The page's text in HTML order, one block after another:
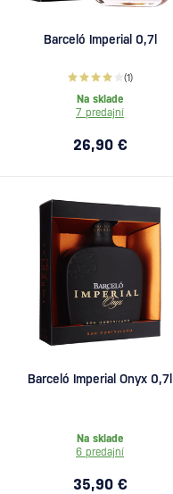
Barceló Imperial 0,7l
(1)
Na sklade
7 predajní
26,90 €
Barceló Imperial Onyx 0,7l
Na sklade
6 predajní
35,90 €